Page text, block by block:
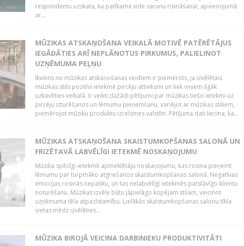
respondentu uzskata, ka patīkama vide sarunu risināšanai, apvienojumā
ar...
MŪZIKAS ATSKAŅOŠANA VEIKALĀ MOTIVĒ PATĒRĒTĀJUS
IEGĀDĀTIES ARĪ NEPLĀNOTUS PIRKUMUS, PALIELINOT
UZŅĒMUMA PEĻŅU
Ikviens no mūzikas atskaņošanas veidiem ir piemērots, ja izvēlētais
mūzikas stils pozitīvi ietekmē pircēju attieksmi un liek viņiem ilgāk
uzkavēties veikalā. Ir veikti dažādi pētījumi par mūzikas tiešo ietekmi uz
pircēju izturēšanos un lēmumu pieņemšanu, variējot ar mūzikas stiliem,
piemērojot mūziku produktu izcelsmes valstīm. Pētījuma dati liecina, ka...
MŪZIKAS ATSKAŅOŠANA SKAISTUMKOPŠANAS SALONĀ UN
FRIZĒTAVĀ LABVĒLĪGI IETEKMĒ NOSKAŅOJUMU
Mūzika spēcīgi ietekmē apmeklētāju noskaņojumu, kas rosina pieņemt
lēmumu par turpmāko atgriešanos skaistumkopšanas salonā. Negatīvas
emocijas rosinās nepatiku, un tas nelabvēlīgi ietekmēs patstāvīgo klientu
noturēšanu. Mūzikas izvēle būtu jāpielāgo kopējam stilam, veicinot
uzņēmuma tēla atpazīstamību. Lielākās skaistumkopšanas salonu tīkla
vietas mēdz izvēlēties...
MŪZIKA BIROJĀ VEICINA DARBINIEKU PRODUKTIVITĀTI